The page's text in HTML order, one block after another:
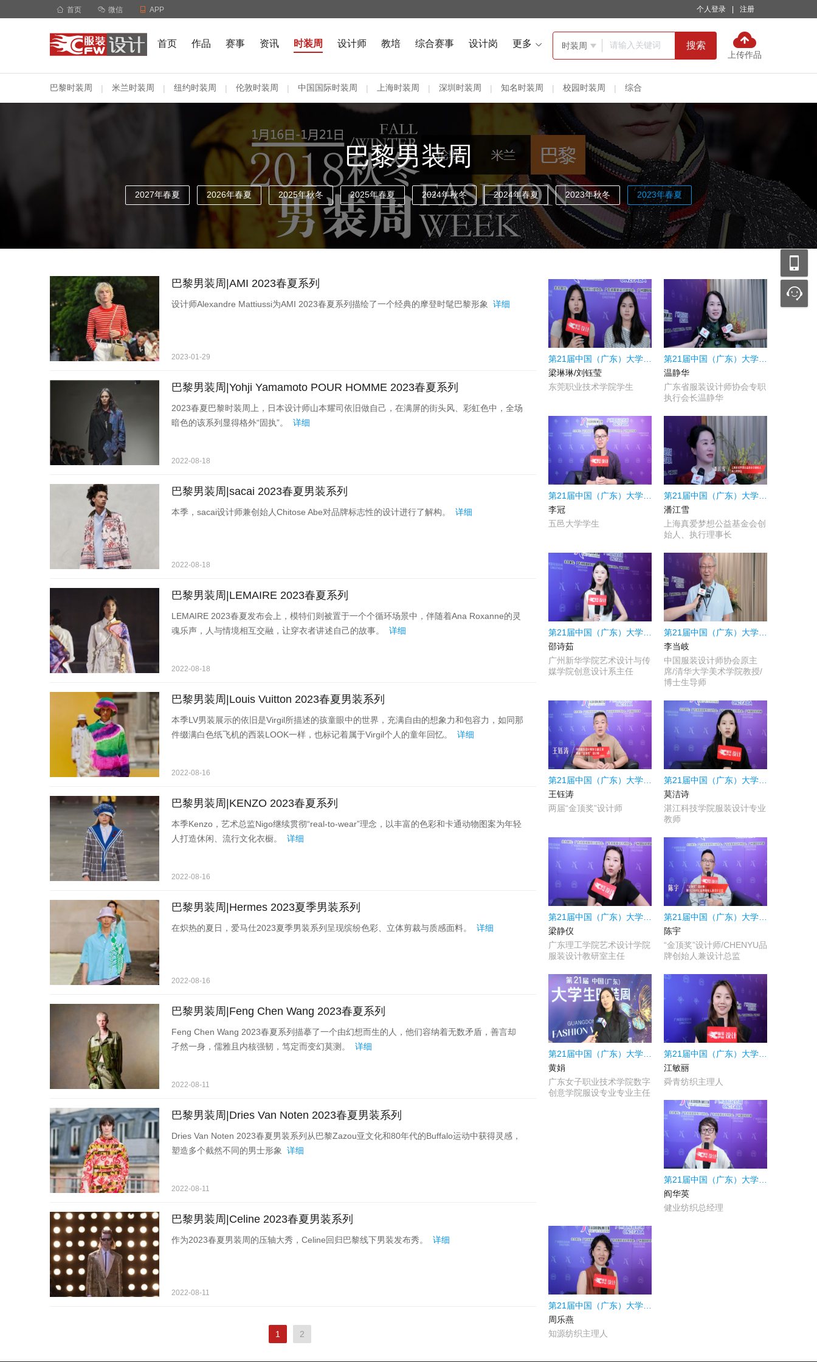
 首页  微信  APP 个人登录 注册
首页 作品 赛事 资讯 时装周 设计师 教培 综合赛事 设计岗 更多  时装周  搜索
上传作品
巴黎时装周 | 米兰时装周 | 纽约时装周 | 伦敦时装周 | 中国国际时装周 | 上海时装周 | 深圳时装周 | 知名时装周 | 校园时装周 | 综合
巴黎男装周
2027年春夏 2026年春夏 2025年秋冬 2025年春夏 2024年秋冬 2024年春夏 2023年秋冬 2023年春夏
巴黎男装周|AMI 2023春夏系列
设计师Alexandre Mattiussi为AMI 2023春夏系列描绘了一个经典的摩登时髦巴黎形象 详细
2023-01-29
巴黎男装周|Yohji Yamamoto POUR HOMME 2023春夏系列
2023春夏巴黎时装周上，日本设计师山本耀司依旧做自己，在满屏的街头风、彩虹色中，全场
暗色的该系列显得格外“固执”。
详细
2022-08-18
巴黎男装周|sacai 2023春夏男装系列
本季，sacai设计师兼创始人Chitose Abe对品牌标志性的设计进行了解构。 详细
2022-08-18
巴黎男装周|LEMAIRE 2023春夏系列
LEMAIRE 2023春夏发布会上，模特们则被置于一个个循环场景中，伴随着Ana Roxanne的灵
魂乐声，人与情境相互交融，让穿衣者讲述自己的故事。
详细
2022-08-18
巴黎男装周|Louis Vuitton 2023春夏男装系列
本季LV男装展示的依旧是Virgil所描述的孩童眼中的世界，充满自由的想象力和包容力，如同那
件缀满白色纸飞机的西装LOOK一样，也标记着属于Virgil个人的童年回忆。
详细
2022-08-16
巴黎男装周|KENZO 2023春夏系列
本季Kenzo，艺术总监Nigo继续贯彻“real-to-wear”理念，以丰富的色彩和卡通动物图案为年轻
人打造休闲、流行文化衣橱。
详细
2022-08-16
巴黎男装周|Hermes 2023夏季男装系列
在炽热的夏日，爱马仕2023夏季男装系列呈现缤纷色彩、立体剪裁与质感面料。 详细
2022-08-16
巴黎男装周|Feng Chen Wang 2023春夏系列
Feng Chen Wang 2023春夏系列描摹了一个由幻想而生的人，他们容纳着无数矛盾，善言却
孑然一身，儒雅且内核强韧，笃定而变幻莫测。
详细
2022-08-11
巴黎男装周|Dries Van Noten 2023春夏男装系列
Dries Van Noten 2023春夏男装系列从巴黎Zazou亚文化和80年代的Buffalo运动中获得灵感，
塑造多个截然不同的男士形象 详细
2022-08-11
巴黎男装周|Celine 2023春夏男装系列
作为2023春夏男装周的压轴大秀，Celine回归巴黎线下男装发布秀。 详细
2022-08-11
1 2
第21届中国（广东）大学生时装周|采访东莞职业技术学院学生梁琳琳/刘钰莹
梁琳琳/刘钰莹
东莞职业技术学院学生
第21届中国（广东）大学生时装周|采访广东省服装设计师协会专职执行会长温静华
温静华
广东省服装设计师协会专职
执行会长温静华
第21届中国（广东）大学生时装周|采访五邑大学学生李冠
李冠
五邑大学学生
第21届中国（广东）大学生时装周|采访上海真爱梦想公益基金会创始人、执行理事长潘江雪
潘江雪
上海真爱梦想公益基金会创
始人、执行理事长
第21届中国（广东）大学生时装周|采访广州新华学院艺术设计与传媒学院创意设计系主任邵诗茹
邵诗茹
广州新华学院艺术设计与传
媒学院创意设计系主任
第21届中国（广东）大学生时装周|采访中国服装设计师协会原主席/清华大学美术学院教授/博士生导师李当岐
李当岐
中国服装设计师协会原主
席/清华大学美术学院教授/
博士生导师
第21届中国（广东）大学生时装周|采访两届“金顶奖”设计师王钰涛
王钰涛
两届“金顶奖”设计师
第21届中国（广东）大学生时装周|采访湛江科技学院服装设计专业教师莫洁诗
莫洁诗
湛江科技学院服装设计专业
教师
第21届中国（广东）大学生时装周|采访广东理工学院艺术设计学院服装设计教研室主任梁静仪
梁静仪
广东理工学院艺术设计学院
服装设计教研室主任
第21届中国（广东）大学生时装周|采访“金顶奖”设计师陈宇
陈宇
“金顶奖”设计师/CHENYU品
牌创始人兼设计总监
第21届中国（广东）大学生时装周|采访广东女子职业技术学院数字创意学院服设专业专业主任黄娟
黄娟
广东女子职业技术学院数字
创意学院服设专业专业主任
第21届中国（广东）大学生时装周|20年只做一块布，小众面料也能变主流
江敏丽
舜青纺织主理人
第21届中国（广东）大学生时装周|不惧东南亚抢单，健业纺织用“中国效率”守住面料“鲜度”
阎华英
健业纺织总经理
第21届中国（广东）大学生时装周|二十余年深耕棉麻，知源纺织以工艺创新引领新季风尚
周乐燕
知源纺织主理人